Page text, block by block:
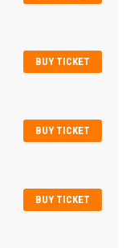
BUY TICKET
BUY TICKET
BUY TICKET